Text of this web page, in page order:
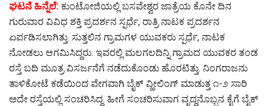
ಘಟನೆ ಹಿನ್ನೆಲೆ: ಕುಂಟೋಜಿಯಲ್ಲಿ ಬಸವೇಶ್ವರ ಜಾತ್ರೆಯ ಕೊನೇ ದಿನ
ಗುರುವಾರ ವಿವಿಧ ಶಕ್ತಿ ಪ್ರದರ್ಶನ ಸ್ಪರ್ಧೆ, ರಾತ್ರಿ ನಾಟಕ ಪ್ರದರ್ಶನ
ಏರ್ಪಡಿಸಲಾಗಿತ್ತು. ಸುತ್ತಲಿನ ಗ್ರಾಮಗಳ ಯುವಕರು ಸ್ಪರ್ಧೆ, ನಾಟಕ
ನೋಡಲು ಆಗಮಿಸಿದ್ದರು. ಇವರಲ್ಲಿ ಮಲಗಲದಿನ್ನಿ ಗ್ರಾಮದ ಯುವಕರ ತಂಡ
ರಸ್ತೆ ಬದಿ ಮೂತ್ರ ವಿಸರ್ಜನೆಗೆ ನಡೆದುಕೊಂಡು ಹೊರಟಿತ್ತು. ನಿಂಗರಾಜನು
ತಾಳಿಕೋಟೆ ಕಡೆಯಿಂದ ವೇಗವಾಗಿ ಬೈಕ್ ವ್ಹೀಲಿಂಗ್ ಮಾಡುತ್ತ ೧-೨ ಸಾರಿ
ಅದೇ ರಸ್ತೆಯಲ್ಲಿ ಸಂಚರಿಸಿದ್ದ. ಹೀಗೆ ಸಂಚರಿಸುವಾಗ ವೃದ್ಧನೊಬ್ಬನ ಕೈಗೆ ಬೈಕ್